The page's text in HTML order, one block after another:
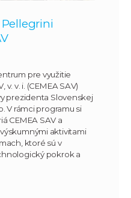
Pellegrini
pre využitie
v. i. (CEMEA SAV)
prezidenta Slovenskej
V rámci programu si
CEMEA SAV a
aktivitami
ktoré sú v
pokrok a